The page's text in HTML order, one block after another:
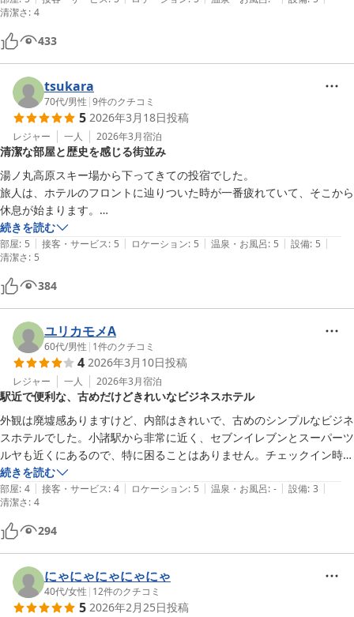
には十分な広さと設備になってます。
なにより、ここはフロントを始めとする従業員の皆様、とても感じが良
いです！リピーターになる気持ちがわかります。気持ち良く泊まる事が
できます。
ホテルの部屋は鍵施錠です、カードキータイプではないので締め出しく
らう心配もありません。笑
タバコ臭い…という、コメントありますが、禁煙ルームはそんな事全く
ありませんでした。予約する部屋をミスらなければ大丈夫です。
ご飯については近くには飲食店がありますし、スーパーTSURUYAがあ
りますから、食べ物に困らないです。
なにより、気持ち良く泊まって欲しいホスピタリティを感じます。
長野の冬は寒いですが、お部屋には暖房だけではなく、毛布、石油スト
ーブがあり、雪が降りそうな寒い日であっても寒さを感じる事なく過ご
す事が出来ます。
フロントには無料で飲むことが出来るコーヒーサービスがあるので滞在
中は利用させてもらいました。このホテルに泊まったら長野…いや、小
諸が好きになっちゃいますよ！笑
ただ、1点難点を挙げるとすれば…入り口に数段の階段があります。大
きいキャリーケースの場合、持ち上げて階段を登らなければいけない事
です。
清潔さ: 4
433
tsukara
70代/男性 |9件のクチコミ
5 2026年3月18日投稿
レジャー 一人 2026年3月宿泊
清潔な部屋と歴史を感じる街並み
湯ノ丸高原スキー場から下ってきての投宿でした。
旅人は、ホテルのフロントに辿りついた時が一番疲れていて、そこから
休息が始まります。
部屋に入ると、内装はきれいでエアコン暖房に加えてファンヒーターで
部屋を暖めてくれてあり、とても休まりました。
翌朝街歩きをしてみましたが、街を挙げて北國街道の歴史遺産を伝承し
ている姿が印象に残りました。
続きを読む
部屋: 5 | 接客・サービス: 5 | ロケーション: 5 | 温泉・お風呂: 5 | 設備: 5 |
清潔さ: 5
384
ユリカモメA
60代/男性 | 1件のクチコミ
4 2026年3月10日投稿
レジャー 一人 2026年3月宿泊
駅近で便利な、古めだけどきれいなビジネスホテル
外観は廃墟感ありますけど、内部はきれいで、古めのシンプルなビジネ
スホテルでした。小諸駅から非常に近く、セブンイレブンとスーパーツ
ルヤも近くにあるので、特に困ることはありません。チェックイン時に
コーヒーをいただけます。土日月にはフロントで朝に軽食も提供してい
るようです。
続きを読む
部屋: 4 | 接客・サービス: 4 | ロケーション: 5 | 温泉・お風呂: - | 設備: 3 |
清潔さ: 4
294
にゃにゃにゃにゃにゃ
40代/女性 | 12件のクチコミ
5 2026年2月25日投稿